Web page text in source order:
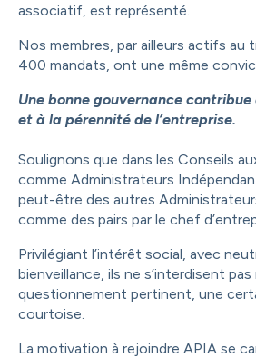
associatif, est représenté.
Nos membres, par ailleurs actifs au
400 mandats, ont une même
Une bonne gouvernance
et à la pérennité de l’entreprise.
Soulignons que dans les Conseils
comme Administrateurs
peut-être des autres
comme des pairs par le chef
Privilégiant l’intérêt social, avec
bienveillance, ils ne s’interdisent
questionnement pertinent, une
courtoise.
La motivation à rejoindre APIA se